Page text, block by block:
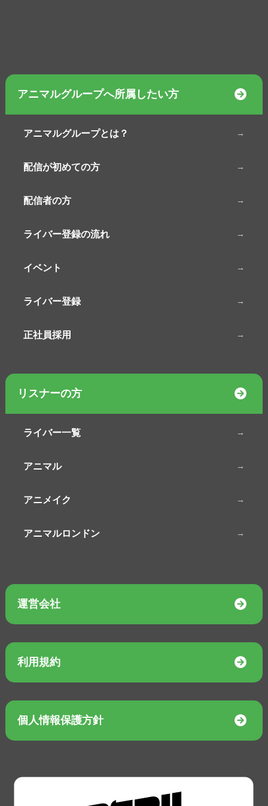
アニマルグループへ所属したい方
アニマルグループとは？
配信が初めての方
配信者の方
ライバー登録の流れ
イベント
ライバー登録
正社員採用
リスナーの方
ライバー一覧
アニマル
アニメイク
アニマルロンドン
運営会社
利用規約
個人情報保護方針